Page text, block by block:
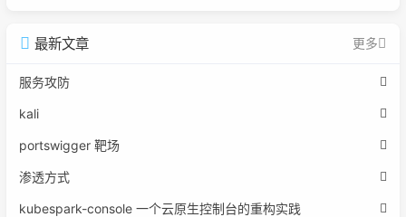
最新文章 更多
服务攻防
kali
portswigger 靶场
渗透方式
kubespark-console 一个云原生控制台的重构实践